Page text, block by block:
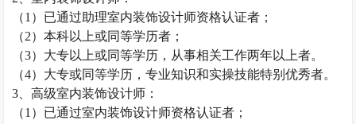
（1）已通过助理室内装饰设计师资格认证者；
（2）本科以上或同等学历者；
（3）大专以上或同等学历，从事相关工作两年以上者。
（4）大专或同等学历，专业知识和实操技能特别优秀者。
3、高级室内装饰设计师 ：
（1）已通过室内装饰设计师资格认证者；